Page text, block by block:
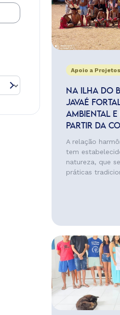
Apoio a Projetos
NA ILHA DO
JAVAÉ
AMBIENTAL
PARTIR DA
A relação
tem
natureza, que
práticas